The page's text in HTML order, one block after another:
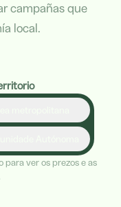
campañas que
local.
ver os prezos e as